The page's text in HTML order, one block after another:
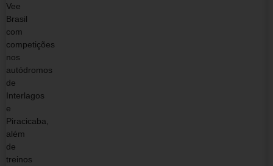
Vee
Brasil
com
competições
nos
autódromos
de
Interlagos
e
Piracicaba,
além
de
treinos